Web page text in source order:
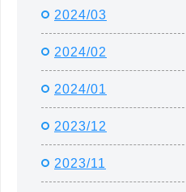
2024/03
2024/02
2024/01
2023/12
2023/11